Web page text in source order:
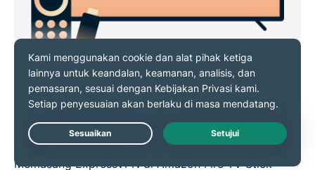
Berfungsi pada Fire TV, Fire TV
Stick, dan Fire Tablet
Memasang ExpressVPN di Amazon Fire TV Stick
Live Chat